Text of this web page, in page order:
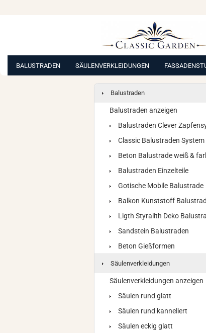
BALUSTRADEN SÄULENVERKLEIDUNGEN
Balustraden
Balustraden anzeigen
Balustraden Clever
Classic Balustraden System
Beton Balustrade weiß &
Balustraden Einzelteile
Gotische Mobile Balustrade
Balkon Kunststoff
Ligth Styralith Deko
Sandstein Balustraden
Beton Gießformen
Säulenverkleidungen
Säulenverkleidungen anzeigen
Säulen rund glatt
Säulen rund kanneliert
Säulen eckig glatt